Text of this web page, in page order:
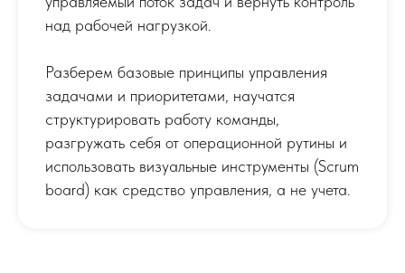
над рабочей нагрузкой.
Разберем базовые принципы управления
задачами и приоритетами, научатся
структурировать работу команды,
разгружать себя от операционной рутины и
использовать визуальные инструменты (Scrum
board) как средство управления, а не учета.